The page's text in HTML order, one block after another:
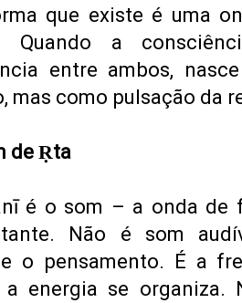
que existe é uma
Quando a
entre ambos,
mas como pulsação da
de Ṛta
é o som – a onda de
Não é som
o pensamento. É a
a energia se organiza.